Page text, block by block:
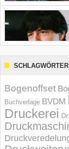
SCHLAGWÖRTER
Bogenoffset
Buchverlage BVDM
Druckerei